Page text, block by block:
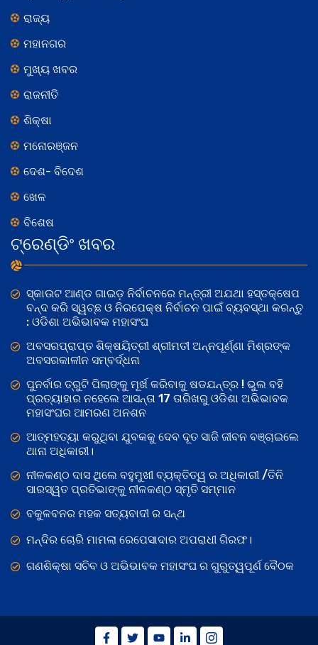
ରାଜ୍ୟ
ମହାନଗର
ମୁଖ୍ୟ ଖବର
ରାଜନୀତି
ଶିକ୍ଷା
ମନୋରଞ୍ଜନ
ଦେଶ- ବିଦେଶ
ଖେଳ
ବିଶେଷ
ଟ୍ରେଣ୍ଡିଂ ଖବର
ସ୍କାଉଟ ଆଣ୍ଡ ଗାଇଡ଼ ନିର୍ବାଚନରେ ମନ୍ତ୍ରୀ ଅଯଥା ହସ୍ତକ୍ଷେପ
ବନ୍ଦ କରି ସ୍ୱଚ୍ଛ ଓ ନିରପେକ୍ଷ ନିର୍ବାଚନ ପାଇଁ ବ୍ୟବସ୍ଥା କରନ୍ତୁ
: ଓଡିଶା ଅଭିଭାବକ ମହାସଂଘ
ଅବସରପ୍ରାପ୍ତ ଶିକ୍ଷୟିତ୍ରୀ ଶ୍ରୀମତୀ ଅନ୍ନପୂର୍ଣ୍ଣା ମିଶ୍ରଙ୍କ
ଅବସରକାଳୀନ ସମ୍ବର୍ଦ୍ଧନା
ପୁନର୍ବାର ତ୍ରୁଟି ପିଲାଙ୍କୁ ମୂର୍ଖ କରିବାକୁ ଷଡଯନ୍ତ୍ର ! ଭୁଲ ବହି
ପ୍ରତ୍ୟାହାର ନହେଲେ ଆସନ୍ତା 17 ତାରିଖରୁ ଓଡିଶା ଅଭିଭାବକ
ମହାସଂଘର ଆମରଣ ଅନଶନ
ଆତ୍ମହତ୍ୟା କରୁଥିବା ଯୁବକକୁ ଦେବ ଦୂତ ସାଜି ଜୀବନ ବଞ୍ଚାଇଲେ
ଥାନା ଅଧିକାରୀ।
ନୀଳକଣ୍ଠ ଦାସ ଥିଲେ ବହୁମୁଖୀ ବ୍ୟକ୍ତିତ୍ୱ ର ଅଧିକାରୀ /ତିନି
ସାରସ୍ୱତ ପ୍ରତିଭାଙ୍କୁ ନୀଳକଣ୍ଠ ସ୍ମୃତି ସମ୍ମାନ
ବକୁଳବନର ମହକ ସତ୍ୟବାଦୀ ର ସନ୍ଥ
ମନ୍ଦିର ଚୋରି ମାମଲା ରେପେସାଦାର ଅପରାଧୀ ଗିରଫ।
ଗଣଶିକ୍ଷା ସଚିବ ଓ ଅଭିଭାବକ ମହାସଂଘ ର ଗୁରୁତ୍ୱପୂର୍ଣ ବୈଠକ